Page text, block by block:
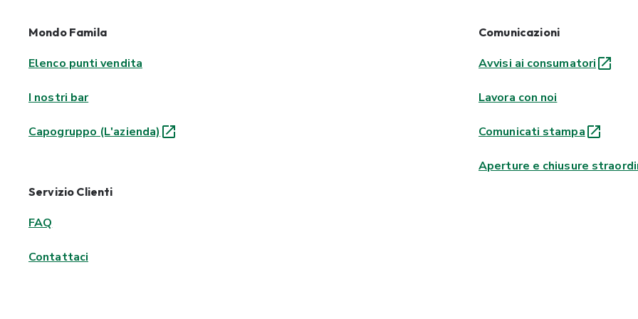
Mondo Famila
Elenco punti vendita
I nostri bar
Capogruppo (L'azienda)
Comunicazioni
Avvisi ai consumatori
Lavora con noi
Comunicati stampa
Aperture e chiusure
Servizio Clienti
FAQ
Contattaci